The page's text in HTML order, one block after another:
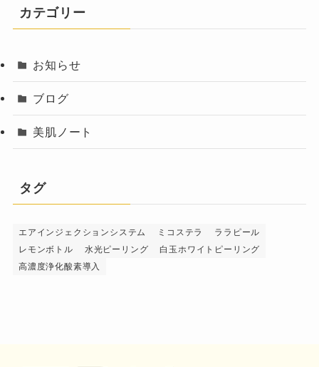
カテゴリー
お知らせ
ブログ
美肌ノート
タグ
エアインジェクションシステム ミコステラ
ララピール
レモンボトル
水光ピーリング
白玉ホワイトピーリング
高濃度浄化酸素導入